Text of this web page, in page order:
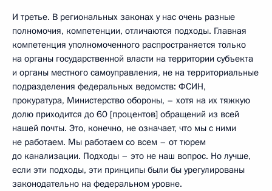
И третье. В региональных законах у нас очень разные
полномочия, компетенции, отличаются подходы. Главная
компетенция уполномоченного распространяется только
на органы государственной власти на территории субъекта
и органы местного самоуправления, не на территориальные
подразделения федеральных ведомств: ФСИН,
прокуратура, Министерство обороны, – хотя на их тяжкую
долю приходится до 60 [процентов] обращений из всей
нашей почты. Это, конечно, не означает, что мы с ними
не работаем. Мы работаем со всем – от тюрем
до канализации. Подходы – это не наш вопрос. Но лучше,
если эти подходы, эти принципы были бы урегулированы
законодательно на федеральном уровне.